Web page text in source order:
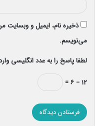
ذخیره نام، ایمیل و وبسایت
می‌نویسم.
لطفا پاسخ را به عدد انگلیسی
۱۲ − ۶ =